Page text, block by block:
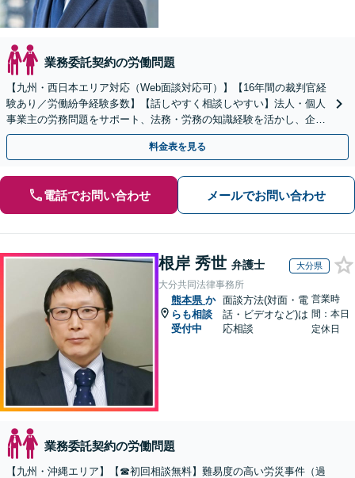
業務委託契約の労働問題
【九州・西日本エリア対応（Web面談対応可）】【16年間の裁判官経
験あり／労働紛争経験多数】【話しやすく相談しやすい】法人・個人
事業主の労務問題をサポート、法務・労務の知識経験を活かし、企業
側から御社の労働問題解決に尽力します。
料金表を見る
電話でお問い合わせ メールでお問い合わせ
根岸 秀世 弁護士 大分県
大分共同法律事務所
熊本県 か
らも相談
受付中
面談方法(対面・電
話・ビデオなど)は
応相談
営業時
間：本日
定休日
業務委託契約の労働問題
【九州・沖縄エリア】【☎︎初回相談無料】難易度の高い労災事件（過